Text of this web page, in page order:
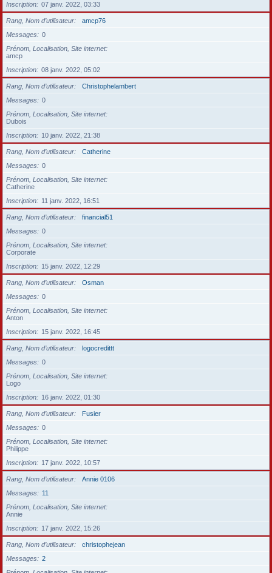
Inscription
07 janv. 2022, 03:33
Rang, Nom d’utilisateur
amcp76
Messages
0
Prénom, Localisation, Site internet
amcp
Inscription
08 janv. 2022, 05:02
Rang, Nom d’utilisateur
Christophelambert
Messages
0
Prénom, Localisation, Site internet
Dubois
Inscription
10 janv. 2022, 21:38
Rang, Nom d’utilisateur
Catherine
Messages
0
Prénom, Localisation, Site internet
Catherine
Inscription
11 janv. 2022, 16:51
Rang, Nom d’utilisateur
financial51
Messages
0
Prénom, Localisation, Site internet
Corporate
Inscription
15 janv. 2022, 12:29
Rang, Nom d’utilisateur
Osman
Messages
0
Prénom, Localisation, Site internet
Anton
Inscription
15 janv. 2022, 16:45
Rang, Nom d’utilisateur
logocredittt
Messages
0
Prénom, Localisation, Site internet
Logo
Inscription
16 janv. 2022, 01:30
Rang, Nom d’utilisateur
Fusier
Messages
0
Prénom, Localisation, Site internet
Philippe
Inscription
17 janv. 2022, 10:57
Rang, Nom d’utilisateur
Annie 0106
Messages
11
Prénom, Localisation, Site internet
Annie
Inscription
17 janv. 2022, 15:26
Rang, Nom d’utilisateur
christophejean
Messages
2